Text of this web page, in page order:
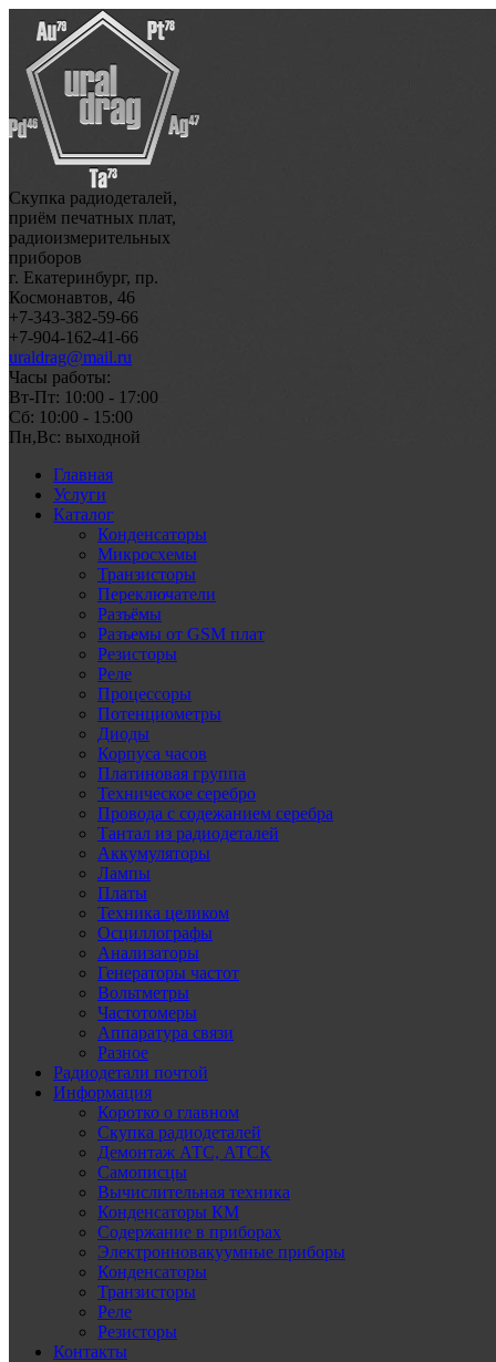
Скупка радиодеталей,
приём печатных плат,
радиоизмерительных
приборов
г. Екатеринбург, пр.
Космонавтов, 46
+7-343-382-59-66
+7-904-162-41-66
uraldrag@mail.ru
Часы работы:
Вт-Пт: 10:00 - 17:00
Сб: 10:00 - 15:00
Пн,Вс: выходной
Главная
Услуги
Каталог
Конденсаторы
Микросхемы
Транзисторы
Переключатели
Разъёмы
Разъемы от GSM плат
Резисторы
Реле
Процессоры
Потенциометры
Диоды
Корпуса часов
Платиновая группа
Техническое серебро
Провода с содежанием серебра
Тантал из радиодеталей
Аккумуляторы
Лампы
Платы
Техника целиком
Осциллографы
Анализаторы
Генераторы частот
Вольтметры
Частотомеры
Аппаратура связи
Разное
Радиодетали почтой
Информация
Коротко о главном
Скупка радиодеталей
Демонтаж АТС, АТСК
Самописцы
Вычислительная техника
Конденсаторы КМ
Содержание в приборах
Электронновакуумные приборы
Конденсаторы
Транзисторы
Реле
Резисторы
Контакты